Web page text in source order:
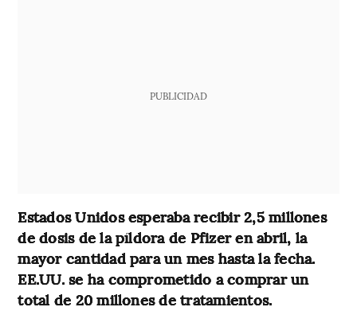
PUBLICIDAD
Estados Unidos esperaba recibir 2,5 millones
de dosis de la píldora de Pfizer en abril, la
mayor cantidad para un mes hasta la fecha.
EE.UU. se ha comprometido a comprar un
total de 20 millones de tratamientos.